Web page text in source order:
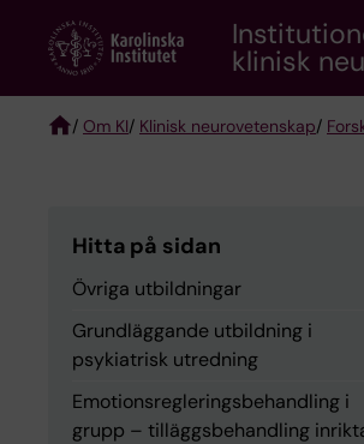
content
klinisk
/ Om KI/ Klinisk neurovetenskap/
Hitta på sidan
Övriga utbildningar
Grundläggande utbildning i
psykiatrisk utredning
Emotionsregleringsbehandling i
grupp – tilläggsbehandling